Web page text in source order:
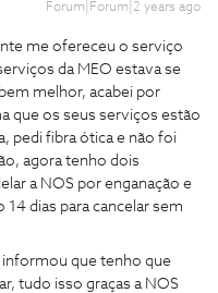
Forum|Forum|2 years ago
me ofereceu o serviço
da MEO estava se
melhor, acabei por
que os seus serviços estão
pedi fibra ótica e não foi
agora tenho dois
a NOS por enganação e
dias para cancelar sem
informou que tenho que
tudo isso graças a NOS